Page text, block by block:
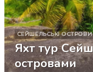
СЕЙШЕЛЬСЬКІ ОСТРОВИ
Яхт тур
островами